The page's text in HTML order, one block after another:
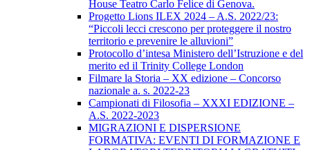
House Teatro Carlo Felice di Genova.
Progetto Lions ILEX 2024 – A.S. 2022/23:
“Piccoli lecci crescono per proteggere il nostro
territorio e prevenire le alluvioni”
Protocollo d’intesa Ministero dell’Istruzione e del
merito ed il Trinity College London
Filmare la Storia – XX edizione – Concorso
nazionale a. s. 2022-23
Campionati di Filosofia – XXXI EDIZIONE –
A.S. 2022-2023
MIGRAZIONI E DISPERSIONE
FORMATIVA: EVENTI DI FORMAZIONE E